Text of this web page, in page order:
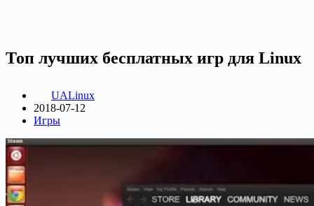
Топ лучших бесплатных игр для Linux
UALinux
2018-07-12
Игры